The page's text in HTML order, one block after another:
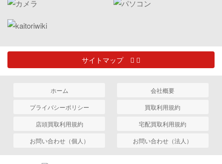
サイトマップ
ホーム
会社概要
プライバシーポリシー
買取利用規約
店頭買取利用規約
宅配買取利用規約
お問い合わせ（個人）
お問い合わせ（法人）